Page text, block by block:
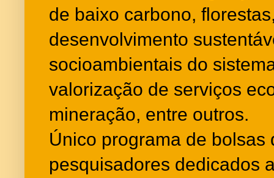
de baixo carbono,
desenvolvimento
socioambientais do
valorização de serviços
mineração, entre outros.
Único programa de bolsas
pesquisadores dedicados